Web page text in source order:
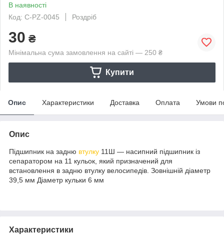
В наявності
Код: C-PZ-0045
Роздріб
30 ₴
Мінімальна сума замовлення на сайті — 250 ₴
Купити
Опис Характеристики Доставка Оплата Умови
Опис
Підшипник на задню втулку 11Ш — насипний підшипник із
сепаратором на 11 кульок, який призначений для
встановлення в задню втулку велосипедів. Зовнішній діаметр
39,5 мм Діаметр кульки 6 мм
Характеристики